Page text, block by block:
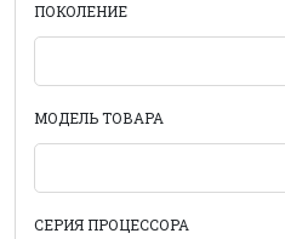
ПОКОЛЕНИЕ
МОДЕЛЬ ТОВАРА
СЕРИЯ ПРОЦЕССОРА